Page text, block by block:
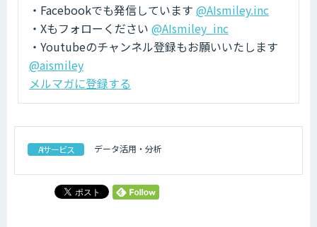
・Facebookでも発信しています @AIsmiley.inc
・Xもフォローください @AIsmiley_inc
・Youtubeのチャンネル登録もお願いいたします
@aismiley
メルマガに登録する
AIサービス データ活用・分析